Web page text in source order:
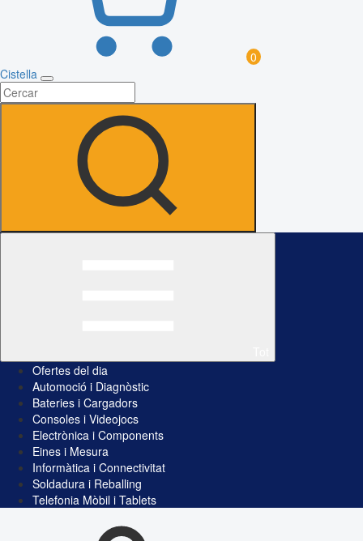
0
Cistella
Ofertes del dia
Automoció i Diagnòstic
Bateries i Cargadors
Consoles i Videojocs
Electrònica i Components
Eines i Mesura
Informàtica i Connectivitat
Soldadura i Reballing
Telefonia Mòbil i Tablets